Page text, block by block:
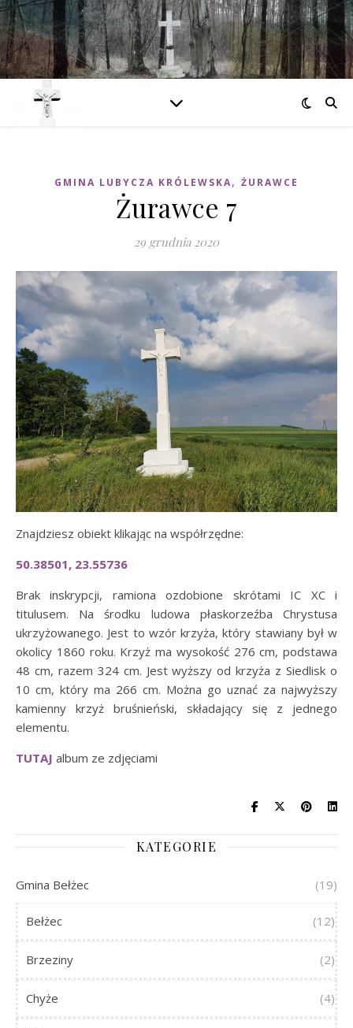
GMINA LUBYCZA KRÓLEWSKA, ŻURAWCE
Żurawce 7
29 grudnia 2020
Znajdziesz obiekt klikając na współrzędne:
50.38501, 23.55736
Brak inskrypcji, ramiona ozdobione skrótami IC XC i
titulusem. Na środku ludowa płaskorzeźba Chrystusa
ukrzyżowanego. Jest to wzór krzyża, który stawiany był w
okolicy 1860 roku. Krzyż ma wysokość 276 cm, podstawa
48 cm, razem 324 cm. Jest wyższy od krzyża z Siedlisk o
10 cm, który ma 266 cm. Można go uznać za najwyższy
kamienny krzyż bruśnieński, składający się z jednego
elementu.
TUTAJ album ze zdjęciami
KATEGORIE
Gmina Bełżec (19)
Bełżec (12)
Brzeziny (2)
Chyże (4)